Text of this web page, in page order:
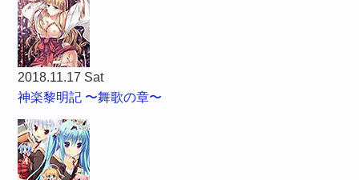
2018.11.17 Sat
神楽黎明記 〜舞歌の章〜